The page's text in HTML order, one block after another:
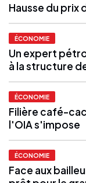
Hausse du prix
ÉCONOMIE
Un expert
à la structure
ÉCONOMIE
Filière café-
l'OIA s'impose
ÉCONOMIE
Face aux